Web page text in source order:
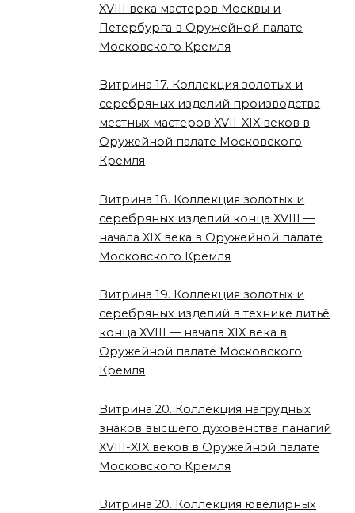
XVIII века мастеров Москвы и
Петербурга в Оружейной палате
Московского Кремля
Витрина 17. Коллекция золотых и
серебряных изделий производства
местных мастеров XVII-XIX веков в
Оружейной палате Московского
Кремля
Витрина 18. Коллекция золотых и
серебряных изделий конца XVIII —
начала XIX века в Оружейной палате
Московского Кремля
Витрина 19. Коллекция золотых и
серебряных изделий в технике литьё
конца XVIII — начала XIX века в
Оружейной палате Московского
Кремля
Витрина 20. Коллекция нагрудных
знаков высшего духовенства панагий
XVIII-XIX веков в Оружейной палате
Московского Кремля
Витрина 20. Коллекция ювелирных